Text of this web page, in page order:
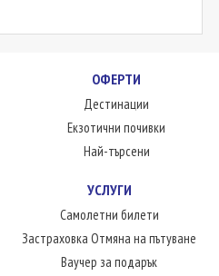
ОФЕРТИ
Дестинации
Екзотични почивки
Най-търсени
УСЛУГИ
Самолетни билети
Застраховка Отмяна на пътуване
Ваучер за подарък